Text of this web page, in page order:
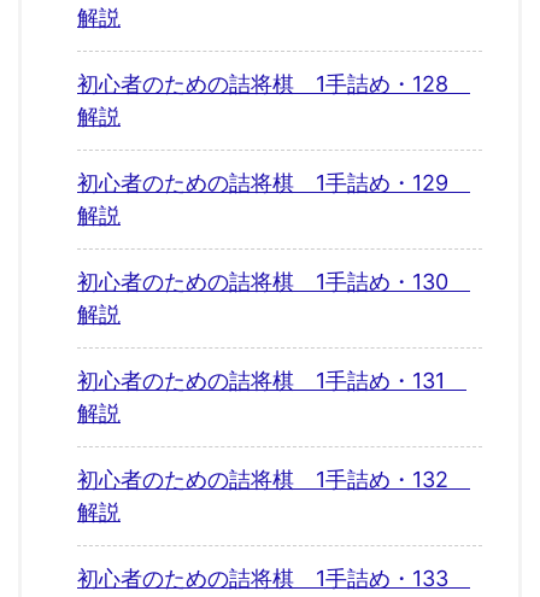
解説
初心者のための詰将棋 1手詰め・128
解説
初心者のための詰将棋 1手詰め・129
解説
初心者のための詰将棋 1手詰め・130
解説
初心者のための詰将棋 1手詰め・131
解説
初心者のための詰将棋 1手詰め・132
解説
初心者のための詰将棋 1手詰め・133